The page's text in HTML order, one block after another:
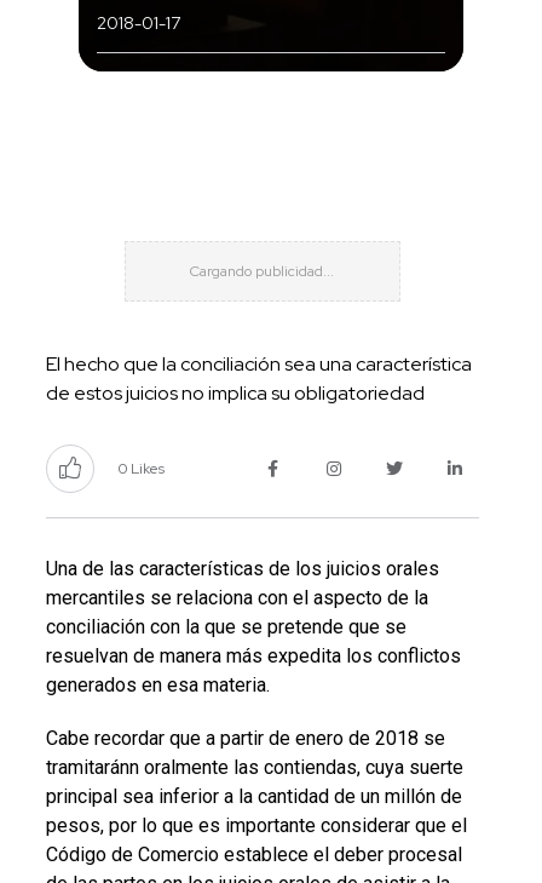
2018-01-17
El hecho que la conciliación sea una característica
de estos juicios no implica su obligatoriedad
0 Likes
Una de las características de los juicios orales
mercantiles se relaciona con el aspecto de la
conciliación con la que se pretende que se
resuelvan de manera más expedita los conflictos
generados en esa materia.
Cabe recordar que a partir de enero de 2018 se
tramitaránn oralmente las contiendas, cuya suerte
principal sea inferior a la cantidad de un millón de
pesos, por lo que es importante considerar que el
Código de Comercio establece el deber procesal